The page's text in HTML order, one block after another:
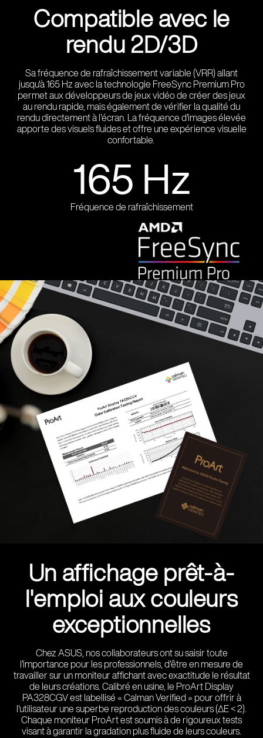
Compatible avec le
rendu 2D/3D
Sa fréquence de rafraîchissement variable (VRR) allant
jusqu'à 165 Hz avec la technologie FreeSync Premium Pro
permet aux développeurs de jeux vidéo de créer des jeux
au rendu rapide, mais également de vérifier la qualité du
rendu directement à l'écran. La fréquence d'images élevée
apporte des visuels fluides et offre une expérience visuelle
confortable.
165 Hz
Fréquence de rafraîchissement
Un affichage prêt-à-
l'emploi aux couleurs
exceptionnelles
Chez ASUS, nos collaborateurs ont su saisir toute
l'importance pour les professionnels, d'être en mesure de
travailler sur un moniteur affichant avec exactitude le résultat
de leurs créations. Calibré en usine, le ProArt Display
PA328CGV est labellisé « Calman Verified » pour offrir à
l'utilisateur une superbe reproduction des couleurs (∆E < 2).
Chaque moniteur ProArt est soumis à de rigoureux tests
visant à garantir la gradation plus fluide de leurs couleurs.